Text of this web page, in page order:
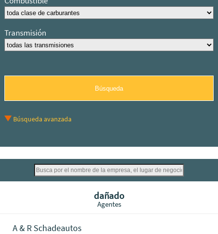
Transmisión
Búsqueda avanzada
dañado
Agentes
A & R Schadeautos